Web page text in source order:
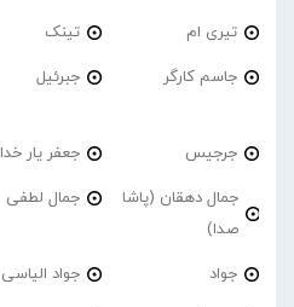
تیری ام تینک
جاسم کارگر جبرئیل
جرجیس جعفر یار خدا
جمال دهقان (پاشا
صدا)
جمال لطفی
جواد جواد الیاسی